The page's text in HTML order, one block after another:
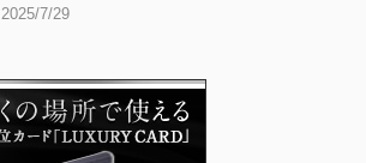
2025/7/29